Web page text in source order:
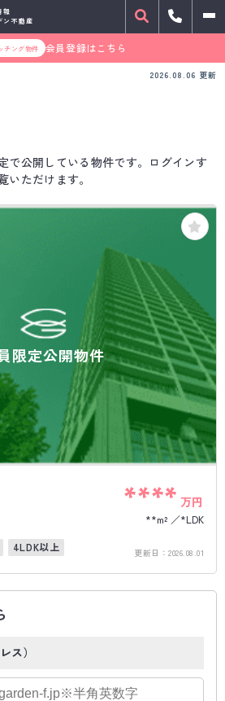
報
ン不動産
チング物件
会員登録はこちら
2026.08.06 更新
で公開している物件です。ログインす
いただけます。
限定公開物件
**** 万円
**m²
*LDK
4LDK以上 更新日： 2026.08.01
ス）